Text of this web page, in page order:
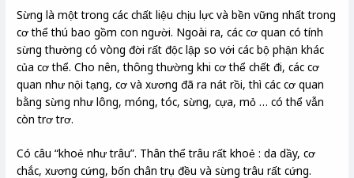
Sừng là một trong các chất liệu chịu lực và bền vững nhất trong
cơ thể thú bao gồm con người. Ngoài ra, các cơ quan có tính
sừng thường có vòng đời rất độc lập so với các bộ phận khác
của cơ thể. Cho nên, thông thường khi cơ thể chết đi, các cơ
quan như nội tạng, cơ và xương đã ra nát rồi, thì các cơ quan
bằng sừng như lông, móng, tóc, sừng, cựa, mỏ … có thể vẫn
còn trơ trơ.
Có câu “khoẻ như trâu”. Thân thể trâu rất khoẻ : da dầy, cơ
chắc, xương cứng, bốn chân trụ đều và sừng trâu rất cứng.